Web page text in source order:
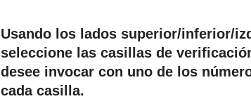
Usando los lados superior/inferior/
seleccione las casillas de
desee invocar con uno de los
cada casilla.